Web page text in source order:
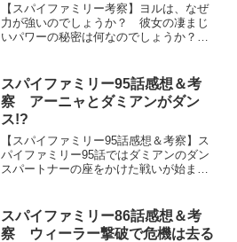
【スパイファミリー考察】ヨルは、なぜ
力が強いのでしょうか？ 彼女の凄まじ
いパワーの秘密は何なのでしょうか？
て考えていきます。
スパイファミリー95話感想＆考
察 アーニャとダミアンがダン
ス!?
【スパイファミリー95話感想＆考察】ス
パイファミリー95話ではダミアンのダン
スパートナーの座をかけた戦いが始まる
しょうかね？
スパイファミリー86話感想＆考
察 ウィーラー撃破で危機は去る